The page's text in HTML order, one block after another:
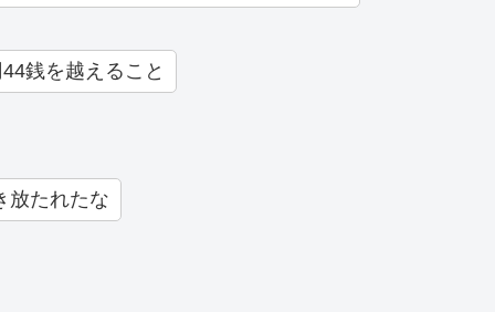
銭を越えること
放たれたな